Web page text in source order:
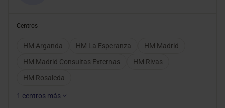
Centros
HM Arganda HM La Esperanza
HM Madrid
HM Madrid Consultas Externas
HM Rivas
HM Rosaleda
1 centros más